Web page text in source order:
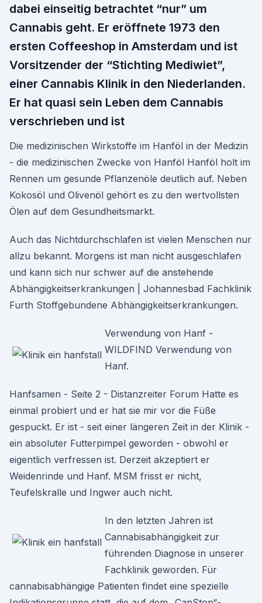
dabei einseitig betrachtet “nur” um
Cannabis geht. Er eröffnete 1973 den
ersten Coffeeshop in Amsterdam und ist
Vorsitzender der “Stichting Mediwiet”,
einer Cannabis Klinik in den Niederlanden.
Er hat quasi sein Leben dem Cannabis
verschrieben und ist
Die medizinischen Wirkstoffe im Hanföl in der Medizin
- die medizinischen Zwecke von Hanföl Hanföl holt im
Rennen um gesunde Pflanzenöle deutlich auf. Neben
Kokosöl und Olivenöl gehört es zu den wertvollsten
Ölen auf dem Gesundheitsmarkt.
Auch das Nichtdurchschlafen ist vielen Menschen nur
allzu bekannt. Morgens ist man nicht ausgeschlafen
und kann sich nur schwer auf die anstehende
Abhängigkeitserkrankungen | Johannesbad Fachklinik
Furth Stoffgebundene Abhängigkeitserkrankungen.
Verwendung von Hanf -
WILDFIND Verwendung von
Hanf.
Hanfsamen - Seite 2 - Distanzreiter Forum Hatte es
einmal probiert und er hat sie mir vor die Füße
gespuckt. Er ist - seit einer längeren Zeit in der Klinik -
ein absoluter Futterpimpel geworden - obwohl er
eigentlich verfressen ist. Derzeit akzeptiert er
Weidenrinde und Hanf. MSM frisst er nicht,
Teufelskralle und Ingwer auch nicht.
In den letzten Jahren ist
Cannabisabhängigkeit zur
führenden Diagnose in unserer
Fachklinik geworden. Für
cannabisabhängige Patienten findet eine spezielle